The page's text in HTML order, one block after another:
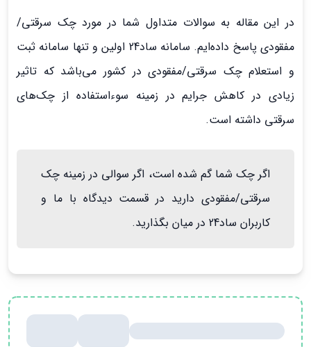
در این مقاله به سوالات متداول شما در مورد چک سرقتی/
مفقودی پاسخ داده‌ایم. سامانه ساد24 اولین و تنها سامانه ثبت
و استعلام چک سرقتی/مفقودی در کشور می‌باشد که تاثیر
زیادی در کاهش جرایم در زمینه سوءاستفاده از چک‌های
سرقتی داشته است.
اگر چک شما گم شده است، اگر سوالی در زمینه چک
سرقتی/مفقودی دارید در قسمت دیدگاه با ما و
کاربران ساد24 در میان بگذارید.